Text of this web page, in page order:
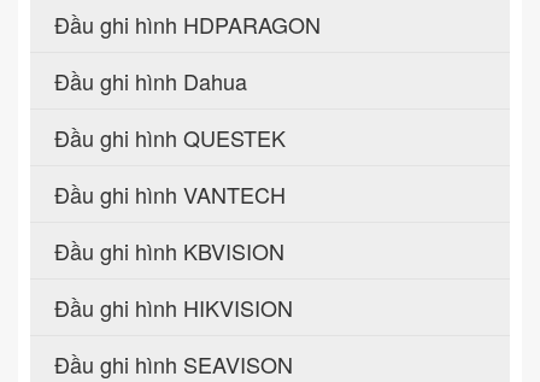
Đầu ghi hình HDPARAGON
Đầu ghi hình Dahua
Đầu ghi hình QUESTEK
Đầu ghi hình VANTECH
Đầu ghi hình KBVISION
Đầu ghi hình HIKVISION
Đầu ghi hình SEAVISON